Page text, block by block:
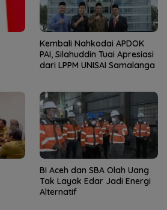
Kembali Nahkodai APDOK
PAI, Silahuddin Tuai Apresiasi
dari LPPM UNISAI Samalanga
BI Aceh dan SBA Olah Uang
Tak Layak Edar Jadi Energi
Alternatif